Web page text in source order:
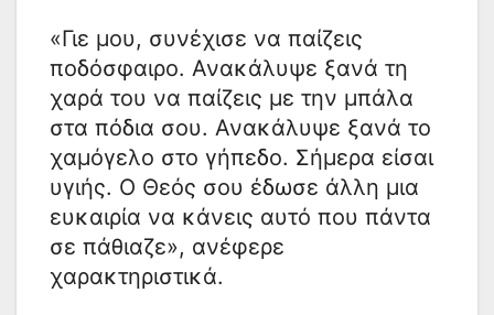
«Γιε μου, συνέχισε να παίζεις
ποδόσφαιρο. Ανακάλυψε ξανά τη
χαρά του να παίζεις με την μπάλα
στα πόδια σου. Ανακάλυψε ξανά το
χαμόγελο στο γήπεδο. Σήμερα είσαι
υγιής. Ο Θεός σου έδωσε άλλη μια
ευκαιρία να κάνεις αυτό που πάντα
σε πάθιαζε», ανέφερε
χαρακτηριστικά.